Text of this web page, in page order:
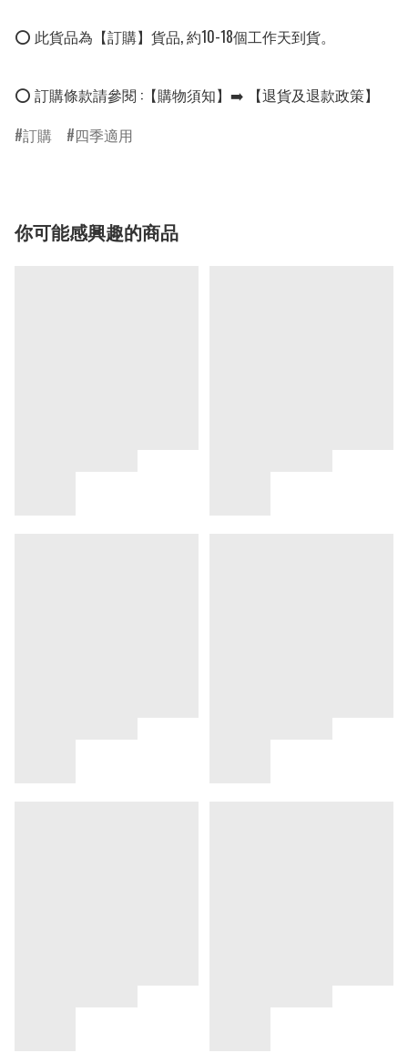
⭕ 此貨品為【訂購】貨品, 約10-18個工作天到貨。
⭕ 訂購條款請參閱 :【購物須知】➡️ 【退貨及退款政策】
訂購
四季適用
你可能感興趣的商品